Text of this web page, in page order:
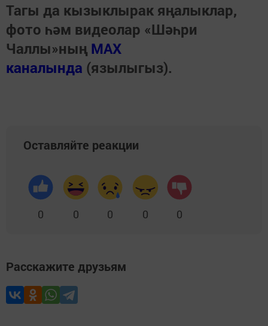
Тагы да кызыклырак яңалыклар,
фото һәм видеолар «Шәһри
Чаллы»ның MAX
каналында (язылыгыз).
Оставляйте реакции
0 0 0 0 0
Расскажите друзьям